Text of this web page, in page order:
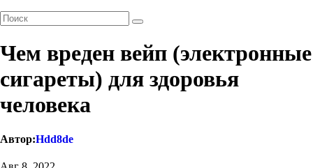
Чем вреден вейп (электронные
сигареты) для здоровья
человека
Автор:Hdd8de